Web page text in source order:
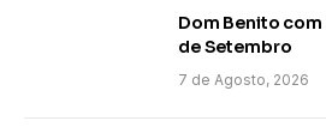
Dom Benito
de Setembro
7 de Agosto, 2026